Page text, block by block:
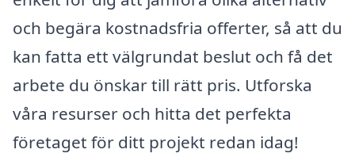
och begära kostnadsfria offerter, så att du
kan fatta ett välgrundat beslut och få det
arbete du önskar till rätt pris. Utforska
våra resurser och hitta det perfekta
företaget för ditt projekt redan idag!